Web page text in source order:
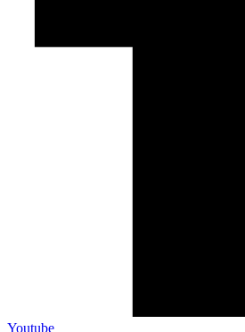
Youtube